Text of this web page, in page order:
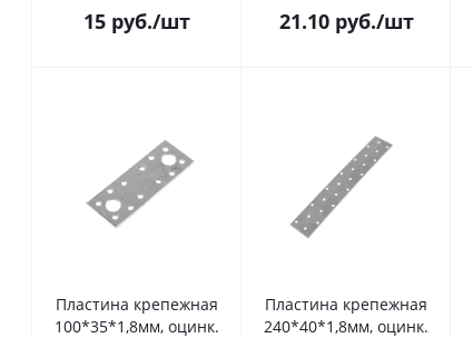
15 руб./шт 21.10руб./шт
Пластина крепежная
100*35*1,8мм, оцинк.
Пластина крепежная
240*40*1,8мм, оцинк.